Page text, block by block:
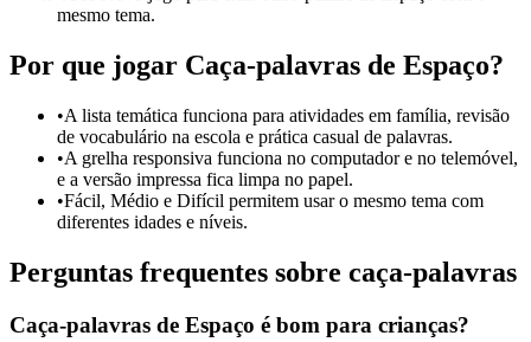
mesmo tema.
Por que jogar Caça-palavras de Espaço?
•A lista temática funciona para atividades em família, revisão
de vocabulário na escola e prática casual de palavras.
•A grelha responsiva funciona no computador e no telemóvel,
e a versão impressa fica limpa no papel.
•Fácil, Médio e Difícil permitem usar o mesmo tema com
diferentes idades e níveis.
Perguntas frequentes sobre caça-palavras
Caça-palavras de Espaço é bom para crianças?